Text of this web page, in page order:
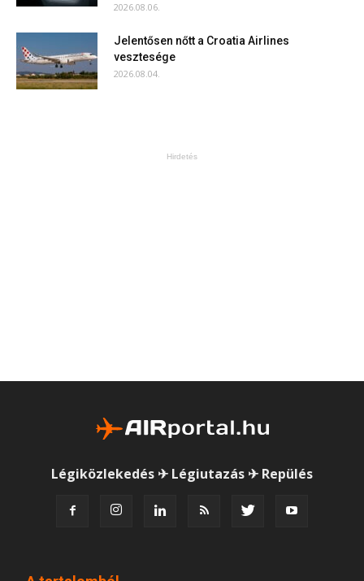
2026.08.06.
Jelentősen nőtt a Croatia Airlines
vesztesége
2026.08.04.
Hirdetés
Légiközlekedés ✈ Légiutazás ✈ Repülés